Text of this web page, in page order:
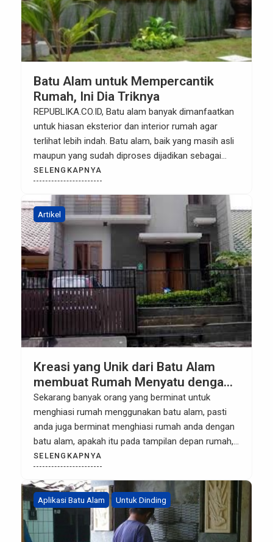
Batu Alam untuk Mempercantik
Rumah, Ini Dia Triknya
REPUBLIKA.CO.ID, Batu alam banyak dimanfaatkan
untuk hiasan eksterior dan interior rumah agar
terlihat lebih indah. Batu alam, baik yang masih asli
maupun yang sudah diproses dijadikan sebagai
pemanis ruangan dan teras rumah. Dengan
pemakaian batuan ini rumah terkesan alami,
nyaman, tenang, kokoh, serta menambah nilai
artistik rumah itu sendiri. M. Ngaliman, staf
museum Geologi DKI […]
SELENGKAPNYA
Artikel
Kreasi yang Unik dari Batu Alam
membuat Rumah Menyatu dengan
Alam
Sekarang banyak orang yang berminat untuk
menghiasi rumah menggunakan batu alam, pasti
anda juga berminat menghiasi rumah anda dengan
batu alam, apakah itu pada tampilan depan rumah,
pagar, dinding, maupun dalam desain interior.
Memang, batu memiliki keindahan dan kecantikan
tersendiri tidak seperti kramik, misalnya seperti
batu Andesit, batu Palimanan, batu Palem dan
sebagainya. Suasana segar […]
SELENGKAPNYA
Aplikasi Batu Alam Untuk Dinding